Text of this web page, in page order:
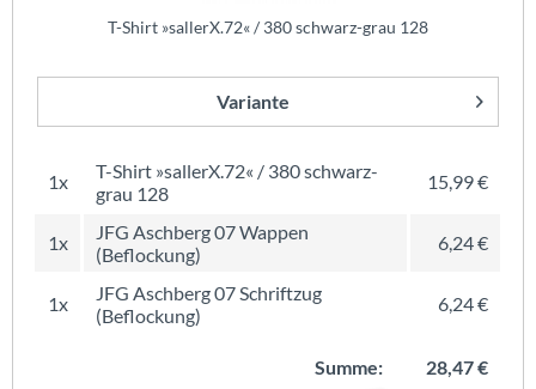
T-Shirt »sallerX.72« / 380 schwarz-grau 128
Variante
1x
T-Shirt »sallerX.72« / 380 schwarz-
grau 128
15,99 €
1x
JFG Aschberg 07 Wappen
(Beflockung)
6,24 €
1x
JFG Aschberg 07 Schriftzug
(Beflockung)
6,24 €
Summe:
28,47 €